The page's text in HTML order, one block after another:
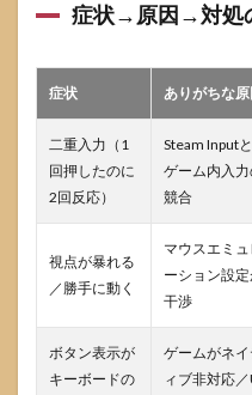
症状→原因→対処
症状 ありがちな原
二重入力（1
回押したのに
2回反応）
Steam Inputと
ゲーム内入
競合
視点が暴れる
／勝手に動く
マウスエミュ
ーション設
干渉
ボタン表示が
キーボードの
ゲームがネイ
ィブ非対応／